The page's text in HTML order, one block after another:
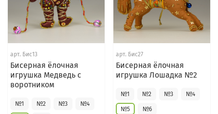
арт. Бис13
Бисерная ёлочная
игрушка Медведь с
воротником
№1 №2 №3 №4
арт. Бис27
Бисерная ёлочная
игрушка Лошадка №2
№1 №2 №3 №4
№5 №6